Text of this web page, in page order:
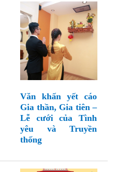
Văn khấn yết cáo
Gia thần, Gia tiên –
Lễ cưới của Tình
yêu và Truyền
thống